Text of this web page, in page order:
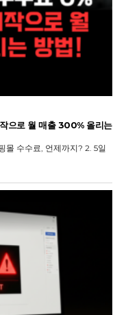
으로 월 매출 300% 올리는